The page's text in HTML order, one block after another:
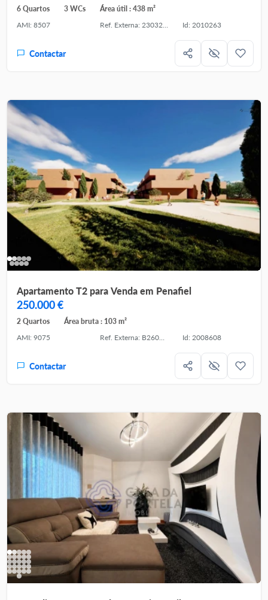
6 Quartos 3 WCs
Área útil : 438 m²
AMI: 8507
Ref. Externa: 230328.01 Id: 2010263
Contactar
Apartamento T2 para Venda em Penafiel
250.000 €
2 Quartos
Área bruta : 103 m²
AMI: 9075
Ref. Externa: B260021 Id: 2008608
Contactar